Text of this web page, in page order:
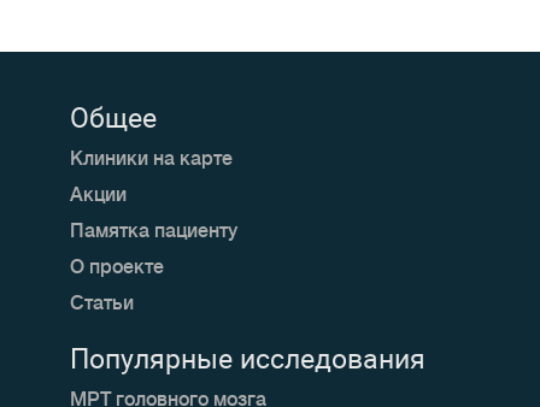
Общее
Клиники на карте
Акции
Памятка пациенту
О проекте
Статьи
Популярные исследования
МРТ головного мозга